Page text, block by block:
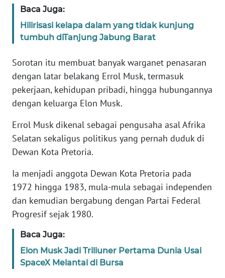
Baca Juga:
Hilirisasi kelapa dalam yang tidak kunjung
tumbuh diTanjung Jabung Barat
Sorotan itu membuat banyak warganet penasaran
dengan latar belakang Errol Musk, termasuk
pekerjaan, kehidupan pribadi, hingga hubungannya
dengan keluarga Elon Musk.
Errol Musk dikenal sebagai pengusaha asal Afrika
Selatan sekaligus politikus yang pernah duduk di
Dewan Kota Pretoria.
Ia menjadi anggota Dewan Kota Pretoria pada
1972 hingga 1983, mula-mula sebagai independen
dan kemudian bergabung dengan Partai Federal
Progresif sejak 1980.
Baca Juga:
Elon Musk Jadi Triliuner Pertama Dunia Usai
SpaceX Melantai di Bursa
KAMI
PEDOMAN
SIBER
REDAKSI
DISCLAIMER
News
Regional
WN
SUMUT
WN
JAKARTA